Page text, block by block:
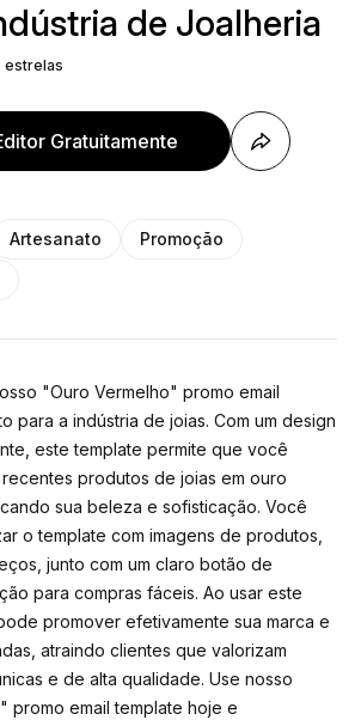
de Joalheria
estrelas
Gratuitamente
Artesanato
Promoção
"Ouro Vermelho" promo email
para a indústria de joias. Com um design
este template permite que você
produtos de joias em ouro
sua beleza e sofisticação. Você
o template com imagens de produtos,
junto com um claro botão de
para compras fáceis. Ao usar este
promover efetivamente sua marca e
atraindo clientes que valorizam
e de alta qualidade. Use nosso
promo email template hoje e